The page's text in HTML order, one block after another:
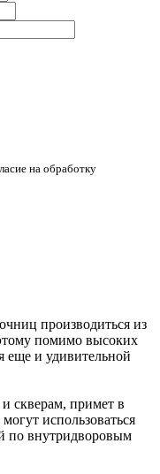
на обработку
производиться из
помимо высоких
еще и удивительной
скверам, примет в
использоваться
по внутридворовым